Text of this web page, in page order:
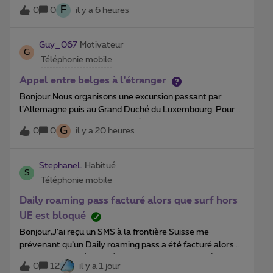
restons évidemment à votre disposition.L’équipe
par le changement, ainsi que ma date de naissance et
soit effectué dès que possible.Merci d’avance pour votre
aide et votre retour.
0 0 F il y a 6 heures
G
Guy_067 Motivateur
Téléphonie mobile
Appel entre belges à l'étranger
Bonjour.Nous organisons une excursion passant par
l’Allemagne puis au Grand Duché du Luxembourg. Pour
permettre aux participants et à l’organisation de
communiquer, nous réceptionnons les numéros de GSM
pouvoir s’appeler lorsque nous sommes dans un pays
étranger où nous sommes rassemblés : le Grand-Duché
du Luxembourg, l’Allemagne ou encore la France ?Merci.
0 0 G il y a 20 heures
S
StephaneL
Habitué
Téléphonie mobile
Daily roaming pass facturé alors que surf hors
UE est bloqué
Bonjour,J’ai reçu un SMS à la frontière Suisse me
prévenant qu’un Daily roaming pass a été facturé alors
que le surf est désactivé hors UE dans les paramètres de
mon abonnement. Je n’ai pas passé de d’appel ni envoyé
0 12 il y a 1 jour